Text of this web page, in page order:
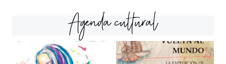
Agenda cultural